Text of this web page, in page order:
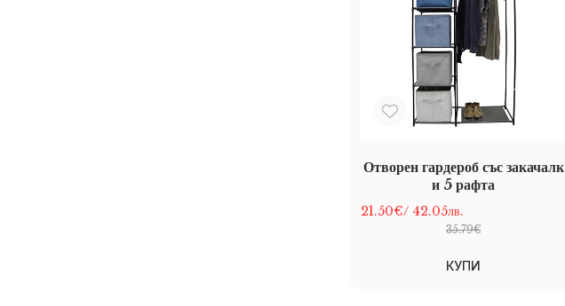
Отворен гардероб със закачалк
и 5 рафта
21.50€/ 42.05лв.
35.79€
КУПИ